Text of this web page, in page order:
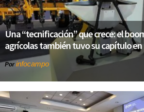
Una “tecnificación” que crece: el
agrícolas también tuvo su capítulo en
Por infocampo